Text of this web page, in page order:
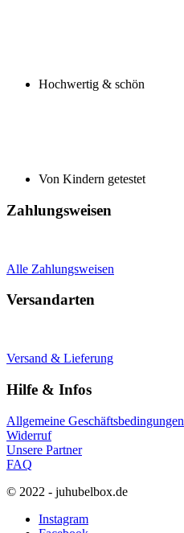
Hochwertig & schön
Von Kindern getestet
Zahlungsweisen
Alle Zahlungsweisen
Versandarten
Versand & Lieferung
Hilfe & Infos
Allgemeine Geschäftsbedingungen
Widerruf
Unsere Partner
FAQ
© 2022 - juhubelbox.de
Instagram